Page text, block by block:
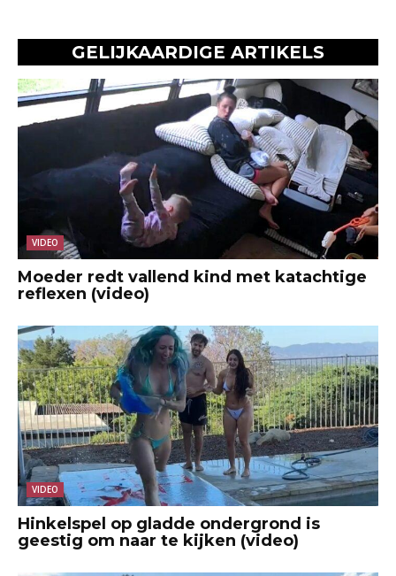
GELIJKAARDIGE ARTIKELS
VIDEO
Moeder redt vallend kind met katachtige
reflexen (video)
VIDEO
Hinkelspel op gladde ondergrond is
geestig om naar te kijken (video)